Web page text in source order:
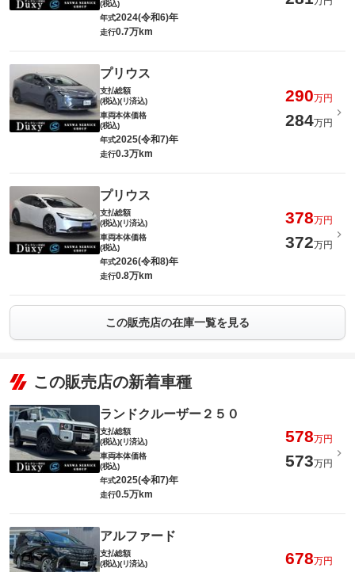
(税込)
年式2024(令和6)年
走行0.7万km
プリウス
支払総額
(税込)(リ済込)
290万円
車両本体価格
(税込)
284万円
年式2025(令和7)年
走行0.3万km
プリウス
支払総額
(税込)(リ済込)
378万円
車両本体価格
(税込)
372万円
年式2026(令和8)年
走行0.8万km
この販売店の在庫一覧を見る
この販売店の新着車種
ランドクルーザー２５０
支払総額
(税込)(リ済込)
578万円
車両本体価格
(税込)
573万円
年式2025(令和7)年
走行0.5万km
アルファード
支払総額
(税込)(リ済込)
678万円